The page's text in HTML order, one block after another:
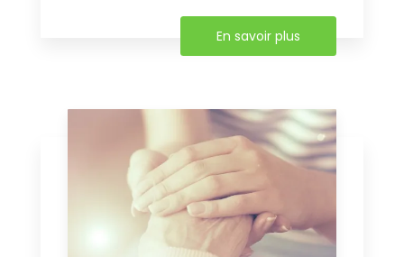
En savoir plus